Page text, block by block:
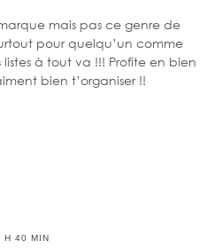
mais pas ce genre de
pour quelqu’un comme
à tout va !!! Profite en bien
bien t’organiser !!
H 40 MIN